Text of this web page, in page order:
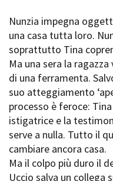
Nunzia impegna
una casa tutta loro.
soprattutto Tina
Ma una sera la
di una ferramenta.
suo atteggiamento
processo è feroce:
istigatrice e la
serve a nulla. Tutto il
cambiare ancora casa.
Ma il colpo più duro il
Uccio salva un collega